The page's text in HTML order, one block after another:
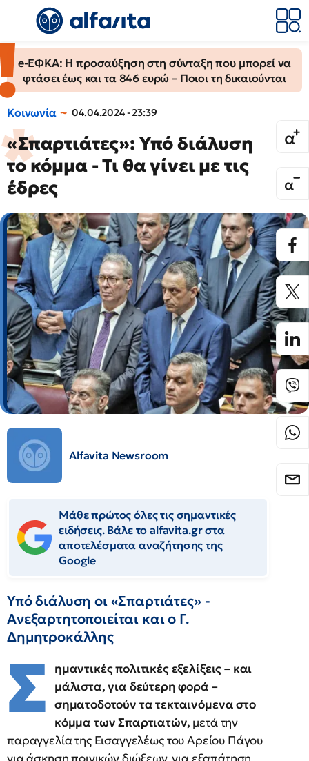
e-ΕΦΚΑ: Η προσαύξηση στη σύνταξη που μπορεί να
φτάσει έως και τα 846 ευρώ – Ποιοι τη δικαιούνται
Κοινωνία 04.04.2024 - 23:39
«Σπαρτιάτες»: Υπό διάλυση
το κόμμα - Τι θα γίνει με τις
έδρες
Alfavita Newsroom
Μάθε πρώτος όλες τις σημαντικές
ειδήσεις. Βάλε το alfavita.gr στα
αποτελέσματα αναζήτησης της
Google
Υπό διάλυση οι «Σπαρτιάτες» -
Ανεξαρτητοποιείται και ο Γ.
Δημητροκάλλης
Σ
ημαντικές πολιτικές εξελίξεις – και
μάλιστα, για δεύτερη φορά –
σηματοδοτούν τα τεκταινόμενα στο
κόμμα των Σπαρτιατών, μετά την
παραγγελία της Εισαγγελέως του Αρείου Πάγου